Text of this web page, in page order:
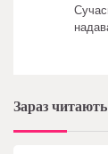
Зараз читають